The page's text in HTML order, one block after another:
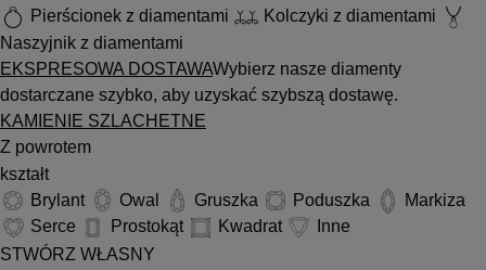
Pierścionek z diamentami
Kolczyki z diamentami
Naszyjnik z diamentami
EKSPRESOWA DOSTAWAWybierz nasze diamenty
dostarczane szybko, aby uzyskać szybszą dostawę.
KAMIENIE SZLACHETNE
Z powrotem
kształt
Brylant
Owal Gruszka Poduszka
Markiza
Serce
Prostokąt Kwadrat
Inne
STWÓRZ WŁASNY